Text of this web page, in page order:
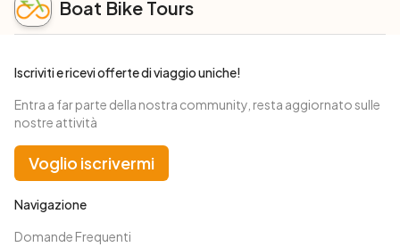
Boat Bike Tours
Navigazione
Domande Frequenti
Iscriviti e ricevi offerte di viaggio uniche!
Entra a far parte della nostra community, resta aggiornato sulle
nostre attività
Voglio iscrivermi